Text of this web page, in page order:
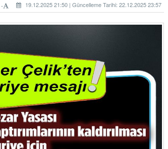
19.12.2025 21:50 | Güncelleme Tarihi: 22.12.2025 23:57
-